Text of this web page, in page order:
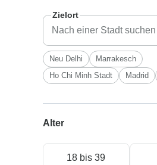
Zielort
Neu Delhi
Marrakesch
Ho Chi Minh Stadt
Madrid
Alter
18 bis 39